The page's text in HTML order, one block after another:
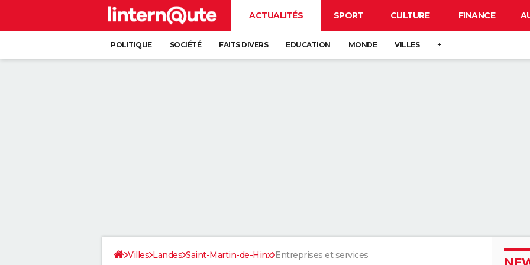
ACTUALITÉS SPORT CULTURE FINANCE
POLITIQUE SOCIÉTÉ FAITS DIVERS EDUCATION MONDE VILLES +
Villes Landes Saint-Martin-de-Hinx Entreprises et services